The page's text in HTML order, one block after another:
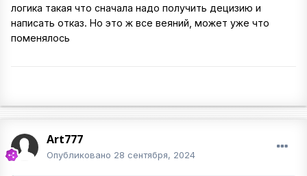
логика такая что сначала надо получить децизию и
написать отказ. Но это ж все веяний, может уже что
поменялось
Art777
Опубликовано 28 сентября, 2024